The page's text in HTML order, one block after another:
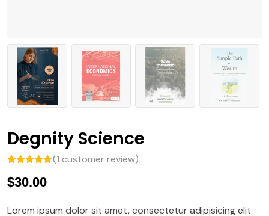
Degnity Science
out of 5
based on
rating
(1 customer review)
$30.00
Lorem ipsum dolor sit amet, consectetur adipisicing elit